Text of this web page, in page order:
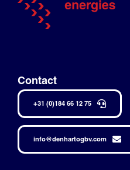
Contact
+31 (0)184 66 12 75
info@denhartogbv.com